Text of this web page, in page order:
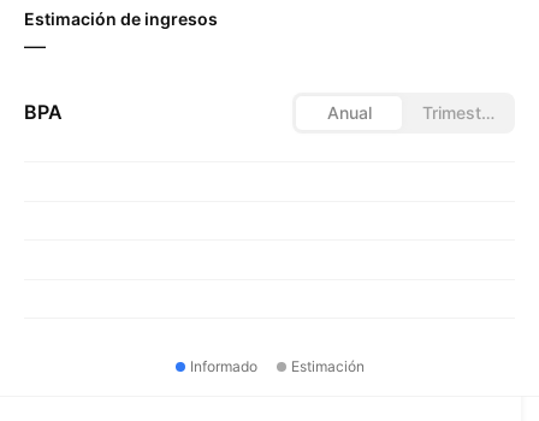
Estimación de ingresos
—
BPA Anual Trimestral
Informado Estimación